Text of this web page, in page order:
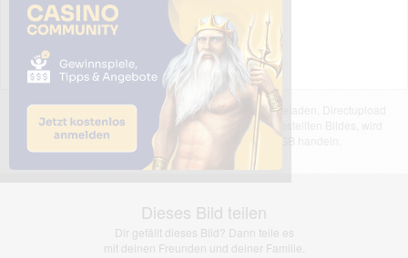
Das dargestellte Bild wurde von einem Nutzer hochgeladen. Directupload
übernimmt keinerlei Haftung für den Inhalt des dargestellten Bildes, wird
jedoch bei Verstößen nach §2(3) unserer AGB handeln.
Dieses Bild teilen
Dir gefällt dieses Bild? Dann teile es
mit deinen Freunden und deiner Familie.